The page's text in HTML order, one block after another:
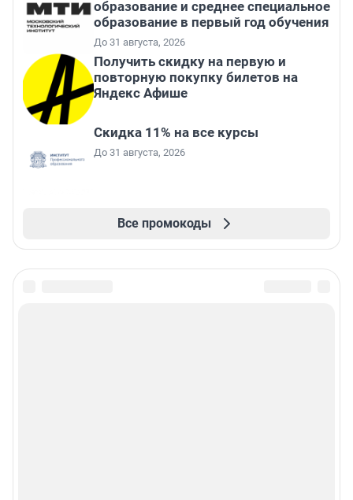
образование и среднее специальное
образование в первый год обучения
До 31 августа, 2026
Получить скидку на первую и
повторную покупку билетов на
Яндекс Афише
Скидка 11% на все курсы
До 31 августа, 2026
Все промокоды